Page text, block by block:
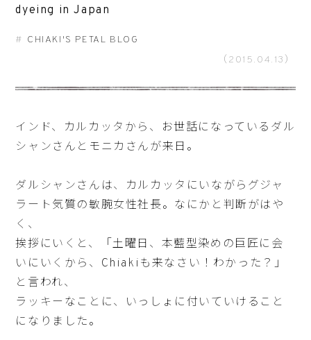
dyeing in Japan
CHIAKI'S PETAL BLOG
（2015.04.13）
インド、カルカッタから、お世話になっているダル
シャンさんとモニカさんが来日。
ダルシャンさんは、カルカッタにいながらグジャ
ラート気質の敏腕女性社長。なにかと判断がはや
く、
挨拶にいくと、「土曜日、本藍型染めの巨匠に会
いにいくから、Chiakiも来なさい！わかった？」
と言われ、
ラッキーなことに、いっしょに付いていけること
になりました。